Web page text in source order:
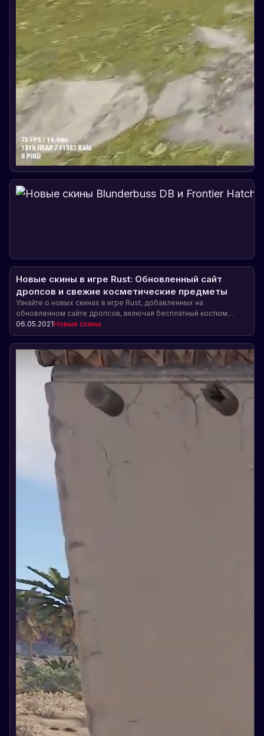
Новые скины в игре Rust: Обновленный сайт
дропсов и свежие косметические предметы
Узнайте о новых скинах в игре Rust, добавленных на
обновленном сайте дропсов, включая бесплатный костюм
ниндзи. Посетите Twitch.facepunch.com для полного списка
скинов.
06.05.2021Новые скины